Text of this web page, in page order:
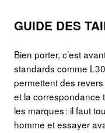
GUIDE DES
Bien porter, c’est
standards comme
permettent des
et la correspondance
les marques : il faut
homme et essayer